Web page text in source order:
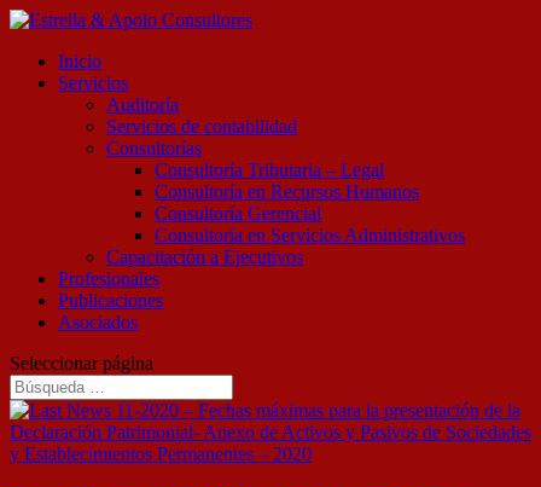
Inicio
Servicios
Auditoría
Servicios de contabilidad
Consultorías
Consultoría Tributaria – Legal
Consultoría en Recursos Humanos
Consultoría Gerencial
Consultoría en Servicios Administrativos
Capacitación a Ejecutivos
Profesionales
Publicaciones
Asociados
Seleccionar página